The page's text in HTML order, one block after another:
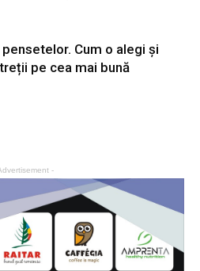
Cum o alegi și
pe cea mai bună
-